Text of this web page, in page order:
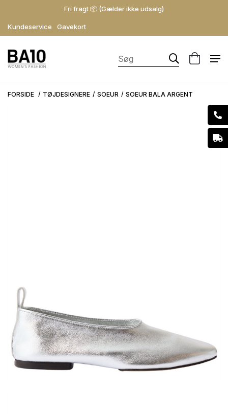
Kundeservice Gavekort
Fri fragt📦 (Gælder ikke udsalg)
FORSIDE TØJDESIGNERE SOEUR SOEUR BALA ARGENT